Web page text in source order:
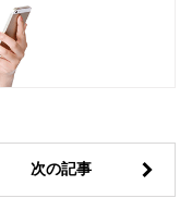
次の記事